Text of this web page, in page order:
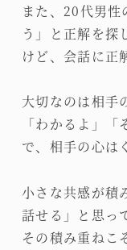
また、20代男性
う」と正解を探
けど、会話に正
大切なのは相手
「わかるよ」
で、相手の心は
小さな共感が積
話せる」と思っ
その積み重ねこ